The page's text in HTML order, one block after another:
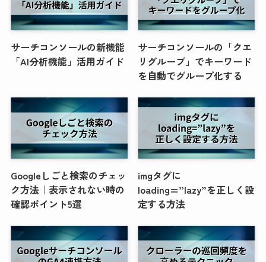
サーチコンソールの新機能
「AI分析機能」活用ガイド
サーチコンソールの「クエ
リグループ」でキーワード
を自動でグループ化する
Googleしごと検索のチェッ
ク方法｜表示されない時の
確認ポイント5選
imgタグに
loading=”lazy”を正しく設
定する方法